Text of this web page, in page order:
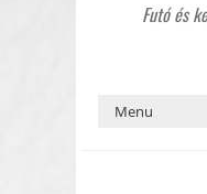
Futó és